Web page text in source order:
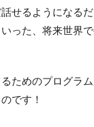
せるようになる
った、将来世界
ためのプログラ
です！